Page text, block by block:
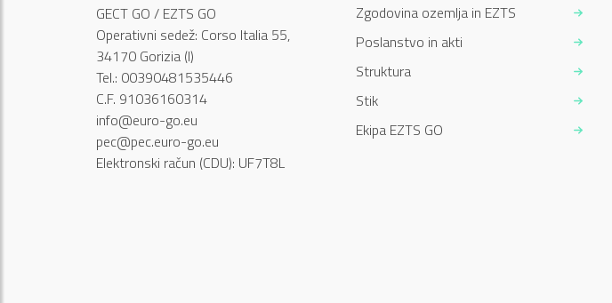
GECT GO / EZTS GO
Operativni sedež: Corso Italia 55,
34170 Gorizia (I)
Tel.: 00390481535446
C.F. 91036160314
info@euro-go.eu
pec@pec.euro-go.eu
Elektronski račun (CDU): UF7T8L
Zgodovina ozemlja in EZTS
Poslanstvo in akti
Struktura
Stik
Ekipa EZTS GO